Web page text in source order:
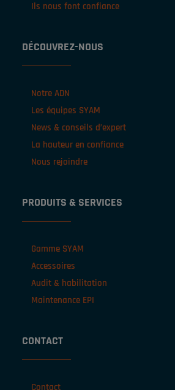
Ils nous font confiance
DÉCOUVREZ-NOUS
Notre ADN
Les équipes SYAM
News & conseils d’expert
La hauteur en confiance
Nous rejoindre
PRODUITS & SERVICES
Gamme SYAM
Accessoires
Audit & habilitation
Maintenance EPI
CONTACT
Contact